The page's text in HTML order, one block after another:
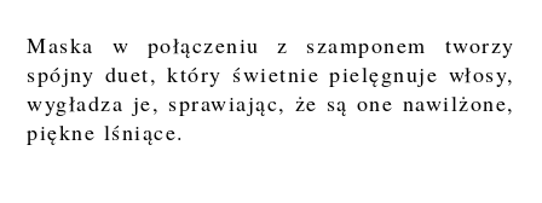
Maska w połączeniu z szamponem tworzy
spójny duet, który świetnie pielęgnuje włosy,
wygładza je, sprawiając, że są one nawilżone,
piękne lśniące.